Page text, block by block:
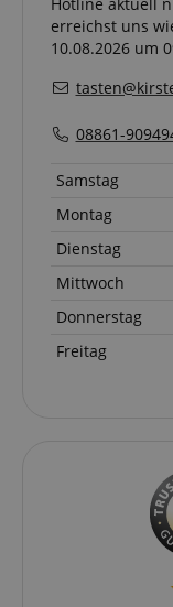
erreichst uns
10.08.2026 um
08861-
Samstag
Montag
Dienstag
Mittwoch
Donnerstag
Freitag